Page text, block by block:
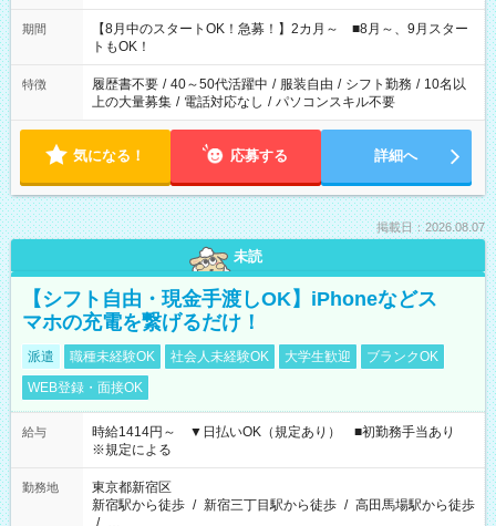
と休みを合わせたい」 「余裕を持って夕飯の準備がしたい」
「できれば残業はしたくない」 など、ご希望を教えてください
ね。 ※Wワーク希望の方へ 今ご覧のお仕事で希望する勤務時間
と、もう1つのお仕事の勤務時間。 合計で週40時間を超える場
合は応募できません。
期間
【8月中のスタートOK！急募！】2カ月～ ■8月～、9月スター
トもOK！
特徴 履歴書不要 / 40～50代活躍中 / 服装自由 / シフト勤務 / 10名以
上の大量募集 / 電話対応なし / パソコンスキル不要
気になる！ 応募する 詳細へ
掲載日：2026.08.07
未読
【シフト自由・現金手渡しOK】iPhoneなどス
マホの充電を繋げるだけ！
派遣 職種未経験OK 社会人未経験OK 大学生歓迎
ブランクOK
WEB登録・面接OK
給与
時給1414円～ ▼日払いOK（規定あり） ■初勤務手当あり
※規定による
勤務地
東京都新宿区
新宿駅から徒歩 / 新宿三丁目駅から徒歩 / 高田馬場駅から徒歩
/ …